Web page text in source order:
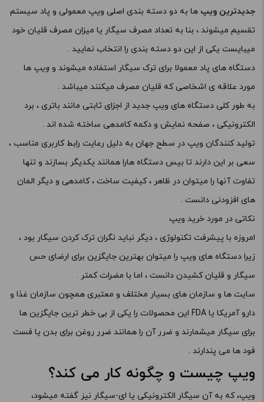
جدیدترین ویپ ها به دو دسته بندی اصلی ویپ معمولی و پاد سیستم
تقسیم میشوند ، بنا به تعداد مصرف سیگار یا میزان مصرف قلیان خود
میبایست یکی از این دو دسته بندی را انتخاب نمایید .
دستگاه های پاد معمولا برای ترک سیگار استفاده میشوند و ویپ ها
مورد علاقه ی اشخاصی که قلیان مصرف میکنند میباشد .
به طور کلی دستگاه های ویپ جدید از اجزای ثابتی مانند باتری ، برد
الکترونیکی ، صفحه نمایش و دکمه کامدهی ساخته شده اند .
تولید کنندگان ویپ در سطح جهان به دلیل رعایت رابط کاربری مناسب ،
سعی بر این دارند تا بیس دستگاه هارا همانند یکدیگر بسازند و تنها
تفاوت آنها را میتوان در ظاهر ، کیفیت ساخت ، کامدهی و دیگر المان
های افزودنی دانست .
نکاتی در مورد خرید ویپ
امروزه با پیشرفت تکنولوژی ، دیگر نباید نگران ترک کردن سیگار بود ،
زیرا دستگاه های ویپ را میتوان بهترین جایگزین برای ارضای حس
سیگار و قلیان کشیدن دانست ، اما با مضرات کمتر .
سایت ها و سازمان های بسیار مختلف و معتبری همچون سازمان غذا و
دارو آمریکا یا FDA این محصولات را یکی از بی خطر ترین جایگزین ها
برای سیگار میشمارند و ضرر آن را همانند ضرر روغن برای بدن یا فست
فود ها می پندارند .
ویپ چیست و چگونه کار می کند؟
ویپ، که به آن سیگار الکترونیکی یا ای-سیگار نیز گفته میشود،